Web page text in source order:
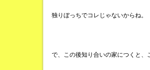
独りぼっちでコレじゃないからね。
で、この後知り合いの家につくと